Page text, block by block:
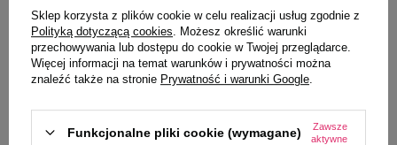
Vitapol Expert karma
pełnoporcjowa dla świnki
Mokra karma dla kota Dolina
Noteci Premium danie z
4,99 zł 58,71 zł / kg
Sklep korzysta z plików cookie w celu realizacji usług zgodnie z
Polityką dotyczącą cookies . Możesz określić warunki
przechowywania lub dostępu do cookie w Twojej przeglądarce.
Więcej informacji na temat warunków i prywatności można
znaleźć także na stronie Prywatność i warunki Google
Funkcjonalne pliki cookie (wymagane)
Zawsze
aktywne